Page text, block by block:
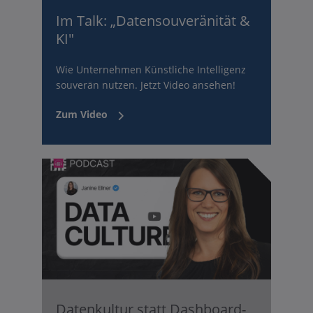
Im Talk: „Datensouveränität &
KI"
Wie Unternehmen Künstliche Intelligenz
souverän nutzen. Jetzt Video ansehen!
Zum Video
Datenkultur statt Dashboard-